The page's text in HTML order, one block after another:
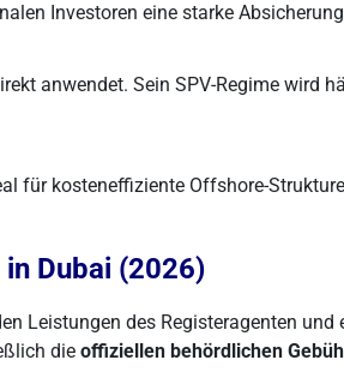
Investoren eine starke
anwendet. Sein SPV-Regime wird
für kosteneffiziente Offshore-
Dubai (2026)
Leistungen des Registeragenten
die offiziellen behördlichen